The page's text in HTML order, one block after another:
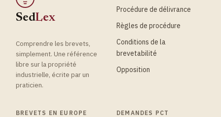
SedLex
Comprendre les brevets,
simplement. Une référence
libre sur la propriété
industrielle, écrite par un
praticien.
Procédure de délivrance
Règles de procédure
Conditions de la
brevetabilité
Opposition
BREVETS EN EUROPE DEMANDES PCT